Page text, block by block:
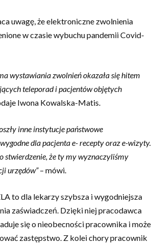
uwagę, że elektroniczne zwolnienia
w czasie wybuchu pandemii Covid-
wystawiania zwolnień okazała się hitem
teleporad i pacjentów objętych
Iwona Kowalska-Matis.
inne instytucje państwowe
dla pacjenta e- recepty oraz e-wizyty.
stwierdzenie, że ty my wyznaczyliśmy
urzędów”– mówi.
to dla lekarzy szybsza i wygodniejsza
zaświadczeń. Dzięki niej pracodawca
się o nieobecności pracownika i może
zastępstwo. Z kolei chory pracownik